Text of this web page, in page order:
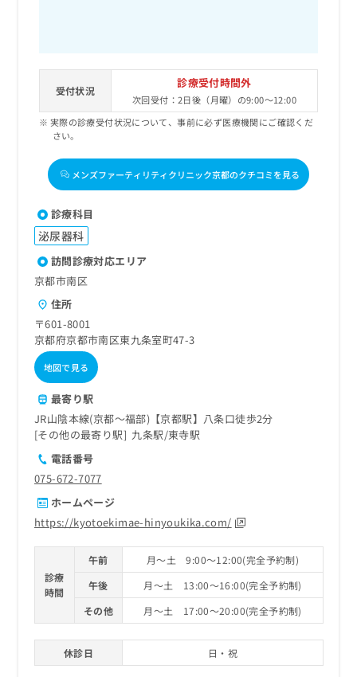
受付状況
診療受付時間外
次回受付：2日後（月曜）の9:00～12:00
実際の診療受付状況について、事前に必ず医療機関にご確認くだ
さい。
メンズファーティリティクリニック京都のクチコミを見る
診療科目
泌尿器科
訪問診療対応エリア
京都市南区
住所
〒601-8001
京都府京都市南区東九条室町47-3
地図で見る
最寄り駅
JR山陰本線(京都～福部)【京都駅】八条口徒歩2分
その他の最寄り駅
九条駅 東寺駅
電話番号
075-672-7077
ホームページ
https://kyotoekimae-hinyoukika.com/
診療
時間
午前
月～土 9:00～12:00(完全予約制)
午後
月～土 13:00～16:00(完全予約制)
その他
月～土 17:00～20:00(完全予約制)
休診日 日・祝